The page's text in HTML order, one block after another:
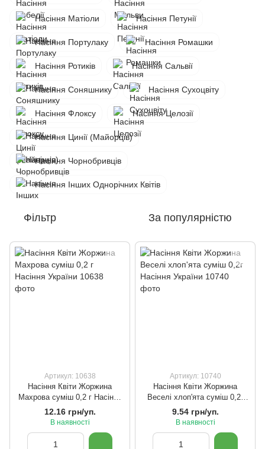
Насіння Матіоли Насіння Петунії
Насіння Портулаку Насіння Ромашки
Насіння Ротиків Насіння Сальвії
Насіння Соняшнику Насіння Сухоцвіту
Насіння Флоксу Насіння Целозії
Насіння Цинії (Майорців)
Насіння Чорнобривців
Насіння Інших Однорічних Квітів
Фільтр За популярністю
Артикул: 10638
Насіння Квіти Жоржина
Махрова суміш 0,2 г Насіння
України
12.16 грн/уп.
В наявності
Артикул: 10740
Насіння Квіти Жоржина
Веселі хлоп'ята суміш 0,2г
Насіння України
9.54 грн/уп.
В наявності